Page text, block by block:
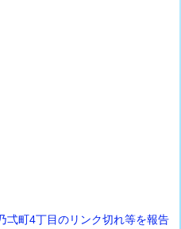
弌町4丁目のリンク切れ等を報告